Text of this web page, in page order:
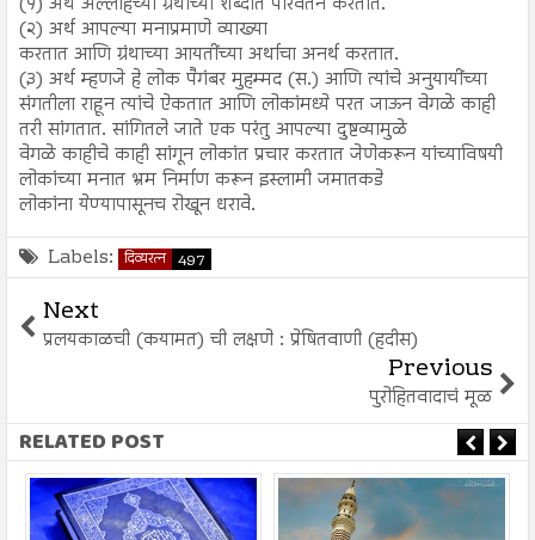
(२) अर्थ आपल्या मनाप्रमाणे व्याख्या
करतात आणि ग्रंथाच्या आयतींच्या अर्थाचा अनर्थ करतात.
(३) अर्थ म्हणजे हे लोक पैगंबर मुहम्मद (स.) आणि त्यांचे अनुयायींच्या
संगतीला राहून त्यांचे ऐकतात आणि लोकांमध्ये परत जाऊन वेगळे काही
तरी सांगतात. सांगितले जाते एक परंतु आपल्या दुष्टव्यामुळे
वेगळे काहीचे काही सांगून लोकांत प्रचार करतात जेणेकरून यांच्याविषयी
लोकांच्या मनात भ्रम निर्माण करून इस्लामी जमातकडे
लोकांना येण्यापासूनच रोखून धरावे.
Labels: दिव्यरत्न 497
Next
प्रलयकाळची (कयामत) ची लक्षणे : प्रेषितवाणी (हदीस)
Previous
पुरोहितवादाचं मूळ
RELATED POST